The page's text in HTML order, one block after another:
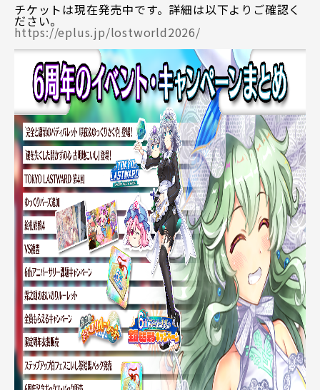
チケットは現在発売中です。詳細は以下よりご確認く
ださい。
https://eplus.jp/lostworld2026/